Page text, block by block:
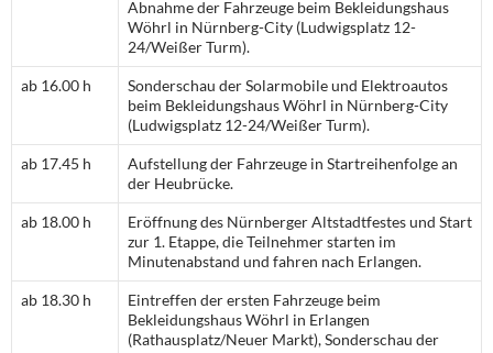
Abnahme der Fahrzeuge beim Bekleidungshaus
Wöhrl in Nürnberg-City (Ludwigsplatz 12-
24/Weißer Turm).
ab 16.00 h
Sonderschau der Solarmobile und Elektroautos
beim Bekleidungshaus Wöhrl in Nürnberg-City
(Ludwigsplatz 12-24/Weißer Turm).
ab 17.45 h
Aufstellung der Fahrzeuge in Startreihenfolge an
der Heubrücke.
ab 18.00 h
Eröffnung des Nürnberger Altstadtfestes und Start
zur 1. Etappe, die Teilnehmer starten im
Minutenabstand und fahren nach Erlangen.
ab 18.30 h
Eintreffen der ersten Fahrzeuge beim
Bekleidungshaus Wöhrl in Erlangen
(Rathausplatz/Neuer Markt), Sonderschau der